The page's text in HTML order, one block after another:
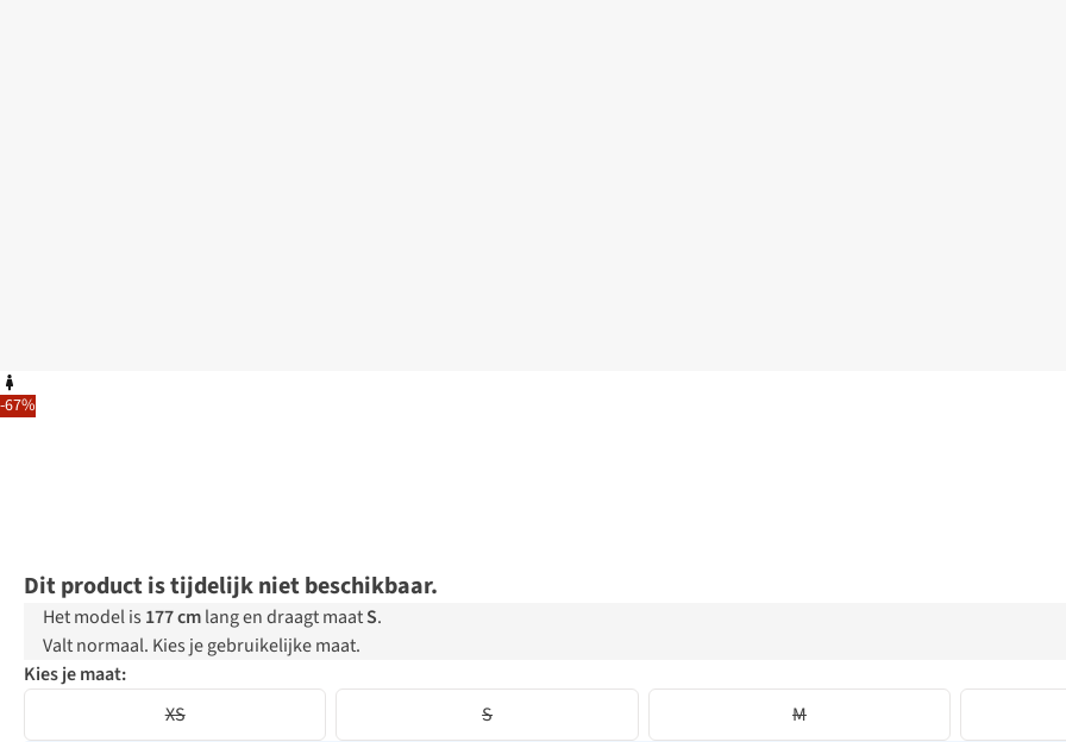
-67%
Dit product is tijdelijk niet beschikbaar.
Het model is 177 cmlang en draagt maatS.
Valt normaal. Kies je gebruikelijke maat.
Kies je maat:
XS
S M